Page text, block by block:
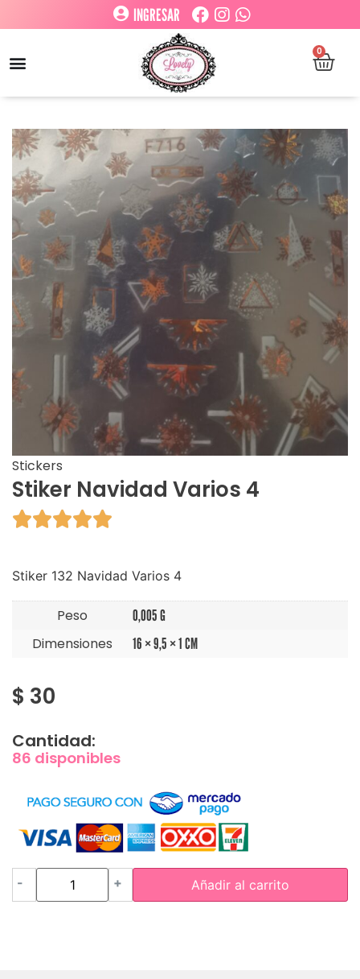
INGRESAR
0
Stickers
Stiker Navidad Varios 4

Stiker 132 Navidad Varios 4
Peso 0,005 G
Dimensiones 16 × 9,5 × 1 CM
$ 30
Cantidad:
86 disponibles
- + Añadir al carrito